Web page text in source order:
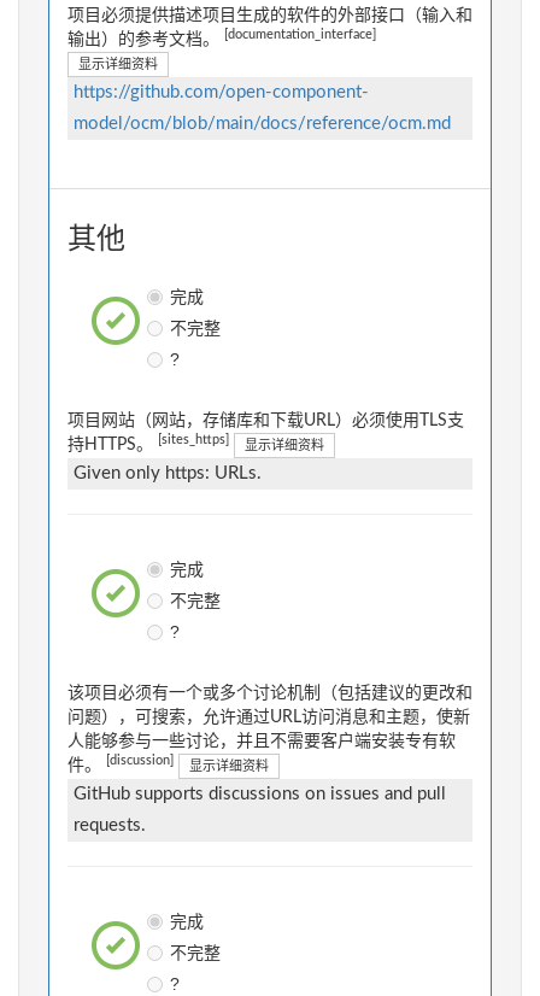
项目必须提供描述项目生成的软件的外部接口（输入和
输出）的参考文档。
[documentation_interface]
显示详细资料
https://github.com/open-component-
model/ocm/blob/main/docs/reference/ocm.md
其他
完成
不完整
?
项目网站（网站，存储库和下载URL）必须使用TLS支
持HTTPS。
[sites_https] 显示详细资料
Given only https: URLs.
完成
不完整
?
该项目必须有一个或多个讨论机制（包括建议的更改和
问题），可搜索，允许通过URL访问消息和主题，使新
人能够参与一些讨论，并且不需要客户端安装专有软
件。
[discussion] 显示详细资料
GitHub supports discussions on issues and pull
requests.
完成
不完整
?